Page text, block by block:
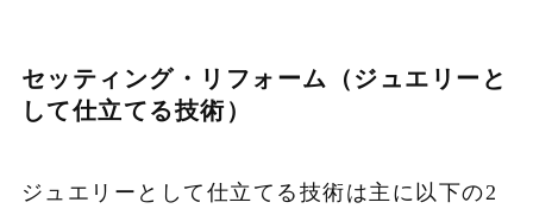
セッティング・リフォーム（ジュエリーと
して仕立てる技術）
ジュエリーとして仕立てる技術は主に以下の2